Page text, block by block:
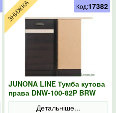
JUNONA LINE Тумба кутова
права DNW-100-82P BRW
Польща венге
Детальніше...
Код:17382